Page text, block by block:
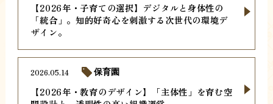
【2026年・子育ての選択】デジタルと身体性の
「統合」。知的好奇心を刺激する次世代の環境デ
ザイン。
【2026年・教育のデザイン】「主体性」を育む空
2026.05.14 保育園